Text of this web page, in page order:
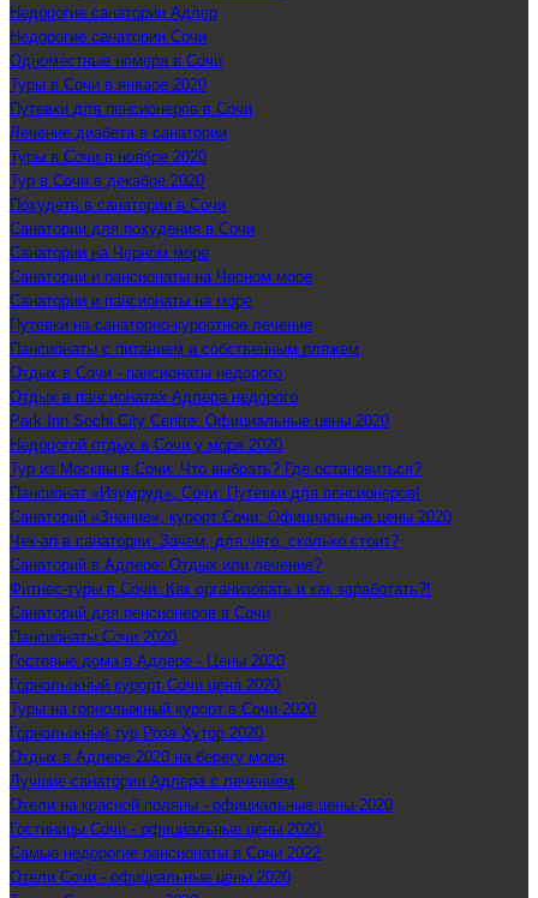
Недорогие санатории Адлер
Недорогие санатории Сочи
Одноместные номера в Сочи
Туры в Сочи в январе 2020
Путевки для пенсионеров в Сочи
Лечение диабета в санатории
Туры в Сочи в ноябре 2020
Тур в Сочи в декабре 2020
Похудеть в санатории в Сочи
Санатории для похудения в Сочи
Санатории на Черном море
Санатории и пансионаты на Черном море
Санатории и пансионаты на море
Путевки на санаторно-курортное лечение
Пансионаты с питанием и собственным пляжем
Отдых в Сочи - пансионаты недорого
Отдых в пансионатах Адлера недорого
Park Inn Sochi City Centre: Официальные цены 2020
Недорогой отдых в Сочи у моря 2020
Тур из Москвы в Сочи: Что выбрать? Где остановиться?
Пансионат «Изумруд», Сочи: Путевки для пенсионеров!
Санаторий «Знание», курорт Сочи: Официальные цены 2020
Чек-ап в санатории: Зачем, для чего, сколько стоит?
Санаторий в Адлере: Отдых или лечение?
Фитнес-туры в Сочи: Как организовать и как заработать?!
Санаторий для пенсионеров в Сочи
Пансионаты Сочи 2020
Гостевые дома в Адлере - Цены 2020
Горнолыжный курорт Сочи цена 2020
Туры на горнолыжный курорт в Сочи 2020
Горнолыжный тур Роза Хутор 2020
Отдых в Адлере 2020 на берегу моря
Лучшие санатории Адлера с лечением
Отели на красной поляны - официальные цены 2020
Гостиницы Сочи - официальные цены 2020
Самые недорогие пансионаты в Сочи 2022
Отели Сочи - официальные цены 2020